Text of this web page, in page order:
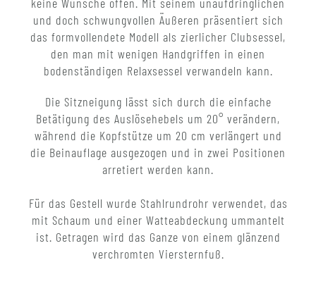
und doch schwungvollen Äußeren präsentiert sich
das formvollendete Modell als zierlicher Clubsessel,
den man mit wenigen Handgriffen in einen
bodenständigen Relaxsessel verwandeln kann.
Die Sitzneigung lässt sich durch die einfache
Betätigung des Auslösehebels um 20° verändern,
während die Kopfstütze um 20 cm verlängert und
die Beinauflage ausgezogen und in zwei Positionen
arretiert werden kann.
Für das Gestell wurde Stahlrundrohr verwendet, das
mit Schaum und einer Watteabdeckung ummantelt
ist. Getragen wird das Ganze von einem glänzend
verchromten Viersternfuß.